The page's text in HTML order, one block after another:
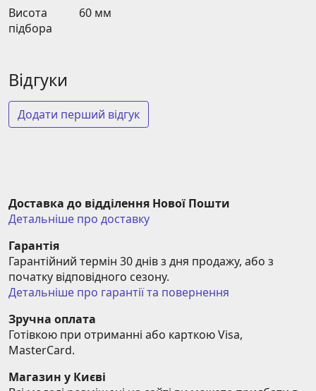
Висота
підбора
60 мм
Відгуки
Додати перший відгук
Доставка до відділення Нової Пошти
Детальніше про доставку
Гарантія
Гарантійний термін 30 днів з дня продажу, або з
початку відповідного сезону.
Детальніше про гарантії та повернення
Зручна оплата
Готівкою при отриманні або карткою Visa,
MasterCard.
Магазин у Києві